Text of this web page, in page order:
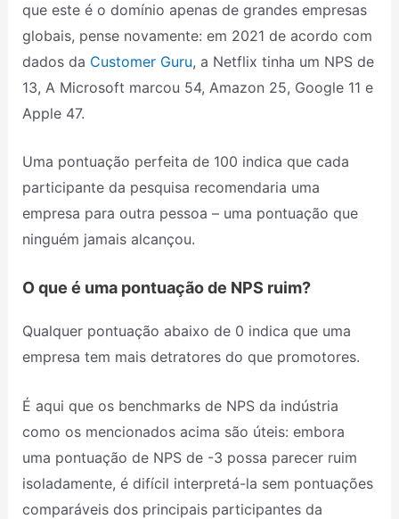
que este é o domínio apenas de grandes empresas
globais, pense novamente: em 2021 de acordo com
dados da Customer Guru, a Netflix tinha um NPS de
13, A Microsoft marcou 54, Amazon 25, Google 11 e
Apple 47.
Uma pontuação perfeita de 100 indica que cada
participante da pesquisa recomendaria uma
empresa para outra pessoa – uma pontuação que
ninguém jamais alcançou.
O que é uma pontuação de NPS ruim?
Qualquer pontuação abaixo de 0 indica que uma
empresa tem mais detratores do que promotores.
É aqui que os benchmarks de NPS da indústria
como os mencionados acima são úteis: embora
uma pontuação de NPS de -3 possa parecer ruim
isoladamente, é difícil interpretá-la sem pontuações
comparáveis dos principais participantes da